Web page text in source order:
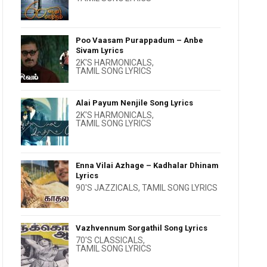
Poo Vaasam Purappadum – Anbe
Sivam Lyrics
2K'S HARMONICALS,
TAMIL SONG LYRICS
Alai Payum Nenjile Song Lyrics
2K'S HARMONICALS,
TAMIL SONG LYRICS
Enna Vilai Azhage – Kadhalar Dhinam
Lyrics
90'S JAZZICALS,TAMIL SONG LYRICS
Vazhvennum Sorgathil Song Lyrics
70'S CLASSICALS,
TAMIL SONG LYRICS